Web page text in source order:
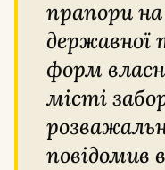
прапори на
державної
форм
місті
повідомив